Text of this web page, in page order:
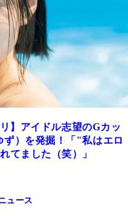
】アイドル志望のGカッ
ず）を発掘！「"私はエロ
てました（笑）」
ュース